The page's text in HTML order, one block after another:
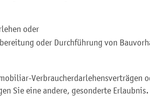
oder
oder Durchführung von
Verbraucherdarlehensverträgen
Sie eine andere, gesonderte Erlaubnis.